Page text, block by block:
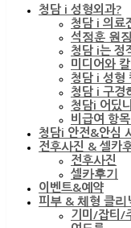
청담 i 성형외과?
청담 i 의료
석정훈 원
청담 i는 정
미디어와
청담 i 성형
청담 i 구경
청담i 어딨
비급여 항
청담i 안전&안심
전후사진 & 셀카
전후사진
셀카후기
이벤트&예약
피부 & 체형 클리
기미/잡티/